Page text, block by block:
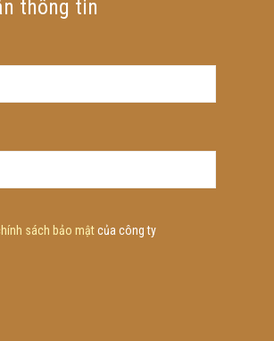
thông tin
sách bảo mậtcủa công ty